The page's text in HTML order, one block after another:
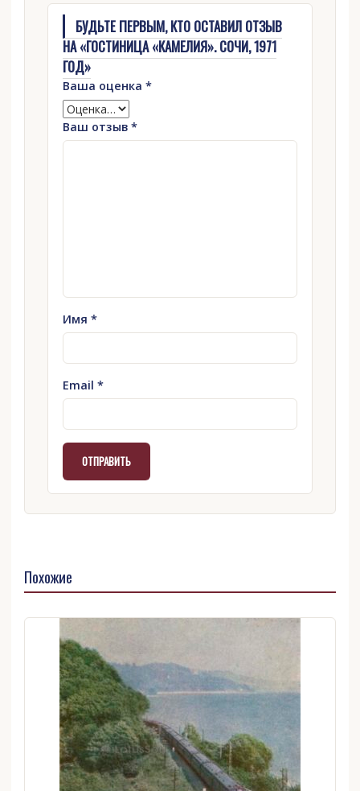
БУДЬТЕ ПЕРВЫМ, КТО ОСТАВИЛ ОТЗЫВ
НА «ГОСТИНИЦА «КАМЕЛИЯ». СОЧИ, 1971
ГОД»
Ваша оценка *
Ваш отзыв *
Имя *
Email *
Похожие